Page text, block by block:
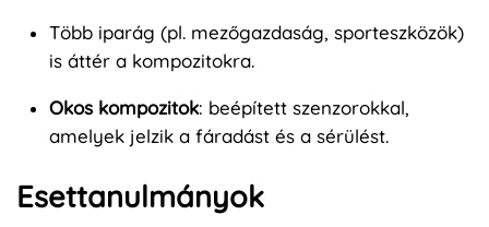
Több iparág (pl. mezőgazdaság, sporteszközök)
is áttér a kompozitokra.
Okos kompozitok: beépített szenzorokkal,
amelyek jelzik a fáradást és a sérülést.
Esettanulmányok